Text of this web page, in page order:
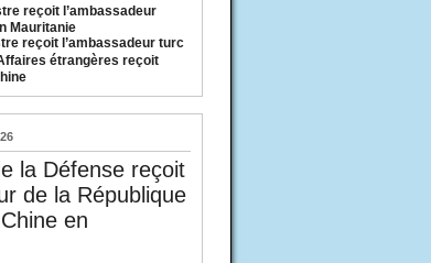
reçoit l’ambassadeur
Mauritanie
reçoit l’ambassadeur turc
étrangères reçoit
la Défense reçoit
de la République
en